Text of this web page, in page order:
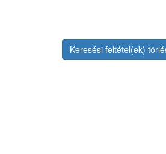
Keresési feltétel(ek)